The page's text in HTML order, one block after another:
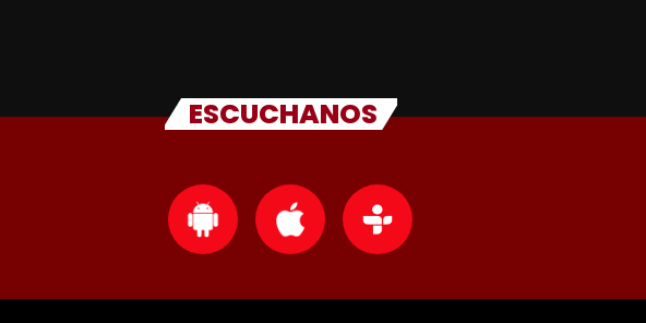
ESCUCHANOS